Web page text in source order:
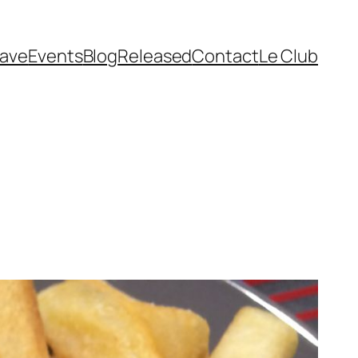
EventsBlogReleasedContactLe Club